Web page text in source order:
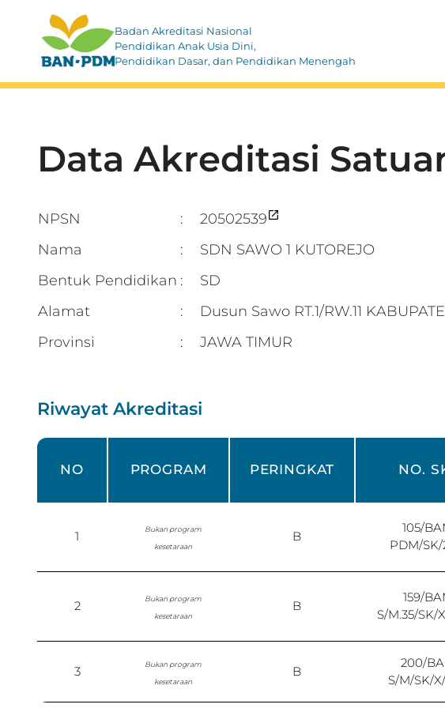
Badan Akreditasi Nasional
Pendidikan Anak Usia Dini,
Pendidikan Dasar, dan Pendidikan Menengah
Data Akreditasi
NPSN :
20502539
Nama
:
SDN SAWO 1 KUTOREJO
Bentuk Pendidikan :
SD
Alamat
:
Dusun Sawo RT.1/RW.11
Provinsi
: JAWA TIMUR
Riwayat Akreditasi
NO PROGRAM PERINGKAT NO.
1
Bukan program
kesetaraan
B
105/
PDM/SK/
2
Bukan program
kesetaraan
B
159/
S/M.35/SK/
3
Bukan program
kesetaraan
B
200/
S/M/SK/